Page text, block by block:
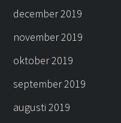
december 2019
november 2019
oktober 2019
september 2019
augusti 2019